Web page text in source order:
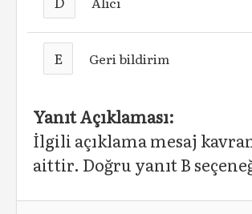
E Geri bildirim
Yanıt Açıklaması:
İlgili açıklama mesaj
aittir. Doğru yanıt B